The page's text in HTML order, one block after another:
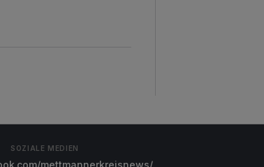
SOZIALE MEDIEN
mettmannerkreisnews/